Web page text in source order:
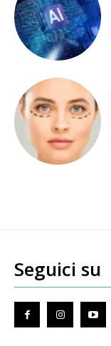
Seguici su